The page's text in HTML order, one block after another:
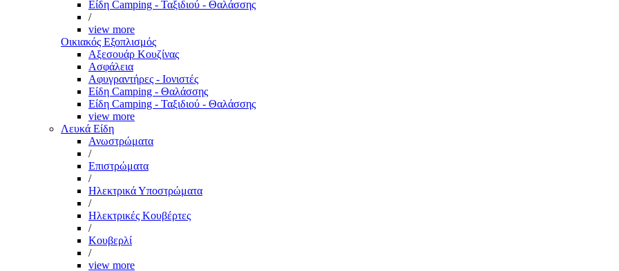
Είδη Camping - Ταξιδιού - Θαλάσσης
/
view more
Οικιακός Εξοπλισμός
Αξεσουάρ Κουζίνας
Ασφάλεια
Αφυγραντήρες - Ιονιστές
Είδη Camping - Θαλάσσης
Είδη Camping - Ταξιδιού - Θαλάσσης
view more
Λευκά Είδη
Ανωστρώματα
/
Επιστρώματα
/
Ηλεκτρικά Υποστρώματα
/
Ηλεκτρικές Κουβέρτες
/
Κουβερλί
/
view more